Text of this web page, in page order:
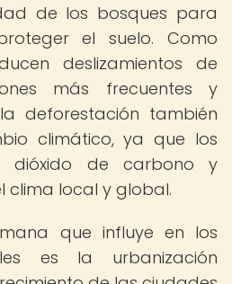
de los bosques para
el suelo. Como
deslizamientos de
más frecuentes y
deforestación también
climático, ya que los
dióxido de carbono y
clima local y global.
que influye en los
es la urbanización